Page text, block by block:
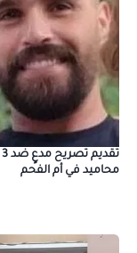
محاميد في أم الفحم